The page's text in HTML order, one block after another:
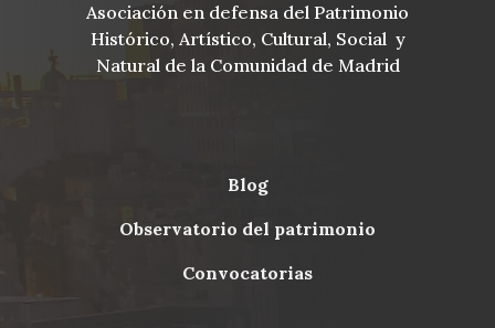
Asociación en defensa del Patrimonio
Histórico, Artístico, Cultural, Social y
Natural de la Comunidad de Madrid
Menu
blog
observatorio del patrimonio
convocatorias